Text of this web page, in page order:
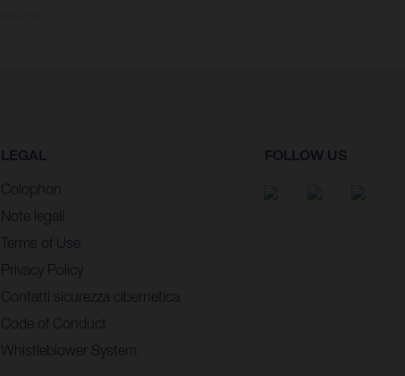
LEGAL
Colophon
Note legali
Terms of Use
Privacy Policy
Contatti sicurezza cibernetica
Code of Conduct
Whistleblower System
FOLLOW US